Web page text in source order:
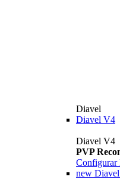
Diavel
Diavel V4
Diavel V4
PVP
Configurar
new